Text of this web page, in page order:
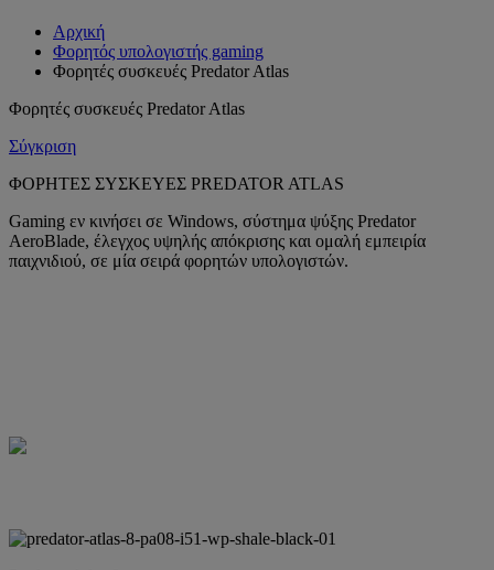
Αρχική
Φορητός υπολογιστής gaming
Φορητές συσκευές Predator Atlas
Φορητές συσκευές Predator Atlas
Σύγκριση
ΦΟΡΗΤΕΣ ΣΥΣΚΕΥΕΣ PREDATOR ATLAS
Gaming εν κινήσει σε Windows, σύστημα ψύξης Predator
AeroBlade, έλεγχος υψηλής απόκρισης και ομαλή εμπειρία
παιχνιδιού, σε μία σειρά φορητών υπολογιστών.